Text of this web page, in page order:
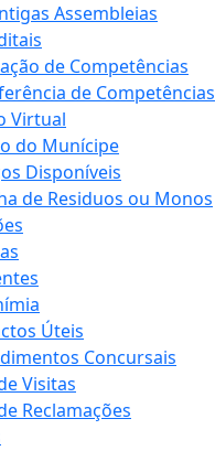
Assembleias
de Competências
de Competências
Virtual
do Munícipe
Disponíveis
de Residuos ou Monos
Úteis
Concursais
Visitas
Reclamações